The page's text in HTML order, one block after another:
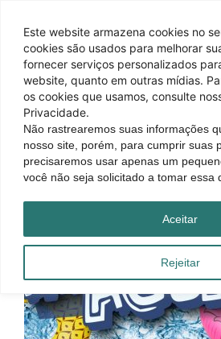
Este website armazena cookies no
cookies são usados ​​para melhorar
fornecer serviços personalizados
website, quanto em outras mídias.
os cookies que usamos, consulte
Privacidade.
Não rastrearemos suas informações
nosso site, porém, para cumprir suas
precisaremos usar apenas um
você não seja solicitado a tomar essa
Rejeitar
Aceitar